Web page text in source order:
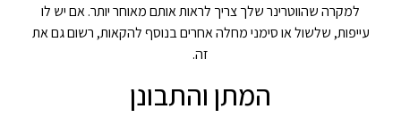
למקרה שהווטרינר שלך צריך לראות אותם מאוחר יותר. אם יש לו
עייפות, שלשול או סימני מחלה אחרים בנוסף להקאות, רשום גם את
זה.
המתן והתבונן